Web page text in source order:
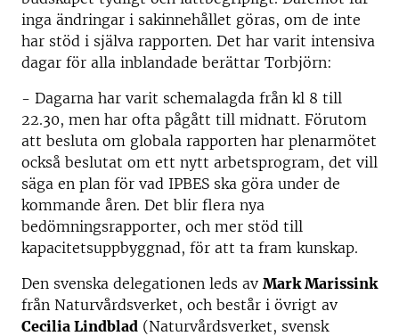
inga ändringar i sakinnehållet göras, om de inte
har stöd i själva rapporten. Det har varit intensiva
dagar för alla inblandade berättar Torbjörn:
- Dagarna har varit schemalagda från kl 8 till
22.30, men har ofta pågått till midnatt. Förutom
att besluta om globala rapporten har plenarmötet
också beslutat om ett nytt arbetsprogram, det vill
säga en plan för vad IPBES ska göra under de
kommande åren. Det blir flera nya
bedömningsrapporter, och mer stöd till
kapacitetsuppbyggnad, för att ta fram kunskap.
Den svenska delegationen leds av Mark Marissink
från Naturvårdsverket, och består i övrigt av
Cecilia Lindblad (Naturvårdsverket, svensk